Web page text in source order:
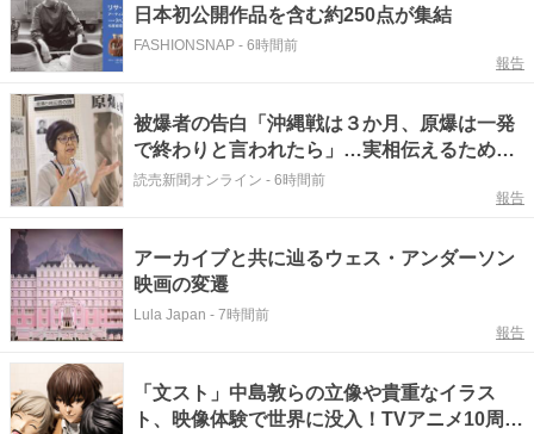
日本初公開作品を含む約250点が集結
FASHIONSNAP - 6時間前
報告
被爆者の告白「沖縄戦は３か月、原爆は一発
で終わりと言われたら」…実相伝えるため沖
縄で続けた原爆展
読売新聞オンライン - 6時間前
報告
アーカイブと共に辿るウェス・アンダーソン
映画の変遷
Lula Japan - 7時間前
報告
「文スト」中島敦らの立像や貴重なイラス
ト、映像体験で世界に没入！TVアニメ10周年